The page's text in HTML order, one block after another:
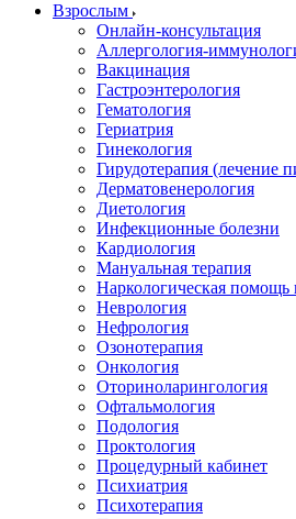
Взрослым
Онлайн-консультация
Аллергология-
Вакцинация
Гастроэнтерология
Гематология
Гериатрия
Гинекология
Гирудотерапия (лечение
Дерматовенерология
Диетология
Инфекционные болезни
Кардиология
Мануальная терапия
Наркологическая помощь
Неврология
Нефрология
Озонотерапия
Онкология
Оториноларингология
Офтальмология
Подология
Проктология
Процедурный кабинет
Психиатрия
Психотерапия